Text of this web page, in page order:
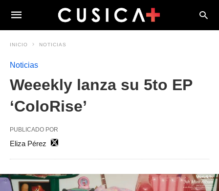
INICIO NOTICIAS
Noticias
Weeekly lanza su 5to EP
‘ColoRise’
PUBLICADO POR
Eliza Pérez